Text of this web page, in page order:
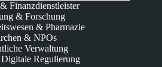
Finanzdienstleister
& Forschung
& Pharmazie
& NPOs
Verwaltung
Regulierung